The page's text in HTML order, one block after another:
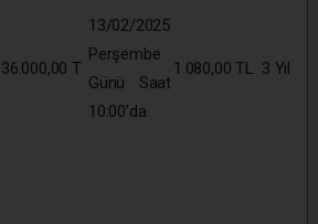
36.000,00 T
13/02/2025
Perşembe
Günü Saat
10:00’da
1.080,00 TL 3 Yıl